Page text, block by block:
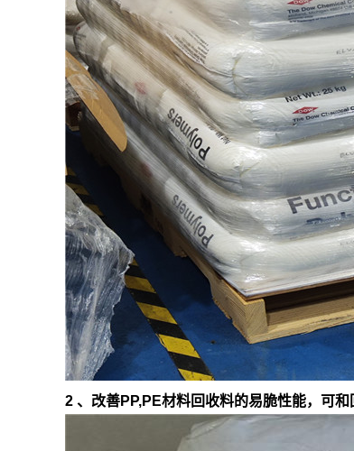
2 、改善PP,PE材料回收料的易脆性能，可